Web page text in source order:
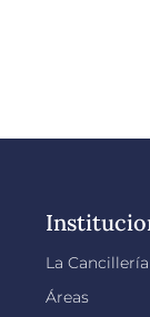
La Cancillería
Áreas